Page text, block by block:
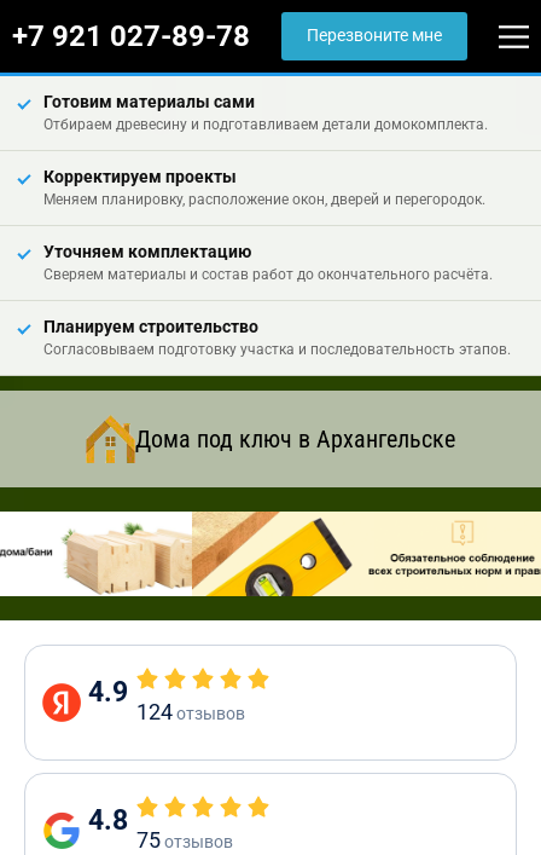
+7 921 027-89-78 Перезвоните мне
Готовим материалы сами
Отбираем древесину и подготавливаем детали домокомплекта.
Корректируем проекты
Меняем планировку, расположение окон, дверей и перегородок.
Уточняем комплектацию
Сверяем материалы и состав работ до окончательного расчёта.
Планируем строительство
Согласовываем подготовку участка и последовательность этапов.
Дома под ключ в Архангельске
4.9
124отзывов
4.8
75отзывов